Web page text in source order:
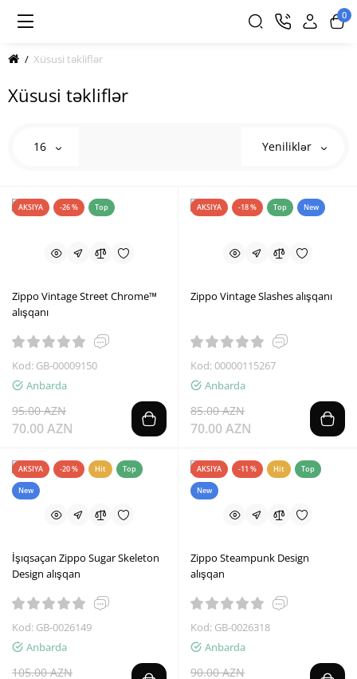
0
Xüsusi təkliflər
Xüsusi təkliflər
16 Yeniliklər
AKSIYA -26 % Top
Zippo Vintage Street Chrome™
alışqanı
Kod: GB-00009150
Anbarda
95.00 AZN
70.00 AZN
AKSIYA -18 % Top New
Zippo Vintage Slashes alışqanı
Kod: 00000115267
Anbarda
85.00 AZN
70.00 AZN
AKSIYA -20 % Hit Top
New
İşıqsaçan Zippo Sugar Skeleton
Design alışqan
Kod: GB-0026149
Anbarda
105.00 AZN
AKSIYA -11 % Hit Top
New
Zippo Steampunk Design
alışqan
Kod: GB-0026318
Anbarda
90.00 AZN